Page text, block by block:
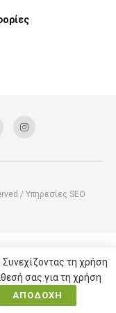
/ Υπηρεσίες SEO
τη χρήση
σας για τη χρήση
ΑΠΟΔΟΧΗ